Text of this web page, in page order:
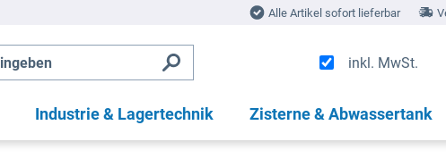
Alle Artikel sofort lieferbar
inkl. MwSt.
Industrie & Lagertechnik Zisterne & Abwassertank